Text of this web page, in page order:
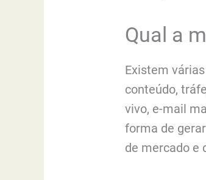
Qual a
Existem
conteúdo,
vivo, e-mail
forma de
de mercado e